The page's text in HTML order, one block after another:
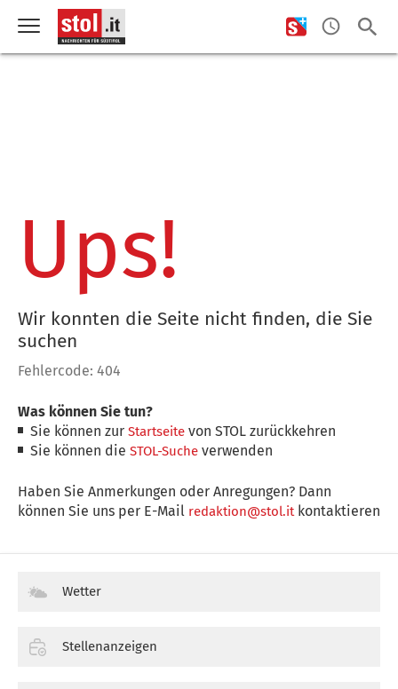
Ups!
Wir konnten die Seite nicht finden, die Sie
suchen
Fehlercode: 404
Was können Sie tun?
Sie können zurStartseite von STOL zurückkehren
Sie können dieSTOL-Suche verwenden
Haben Sie Anmerkungen oder Anregungen? Dann
können Sie uns per E-Mail redaktion@stol.itkontaktieren
Wetter
Stellenanzeigen